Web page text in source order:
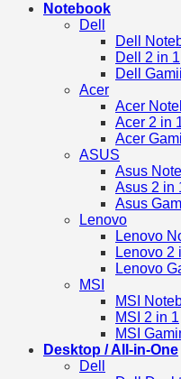
Notebook
Dell
Dell
Dell 2 in 1
Dell
Acer
Acer
Acer 2 in
Acer
ASUS
Asus
Asus 2 in
Asus
Lenovo
Lenovo
Lenovo 2
Lenovo
MSI
MSI
MSI 2 in 1
MSI
Desktop / All-in-One
Dell